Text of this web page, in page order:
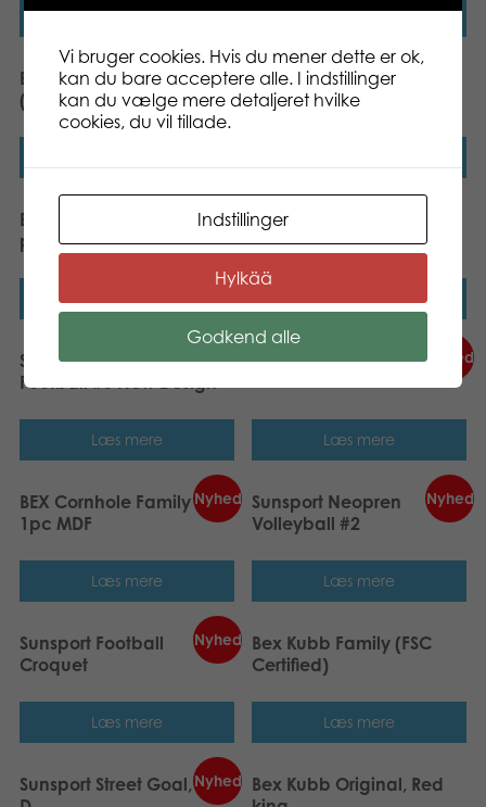
Læs mere Læs mere
Nyhed
Bex Giant Mikado Family
(FSC Certified)
Bex Ring Toss Family (FSC
Certified)
Bex Croquet Family 6
player (FSC Certified)
Sunsport Tether Ball
Sunsport Neopren
Football #5 New Design
Læs mere
Nyhed
Bex Boccia Original
Læs mere
Nyhed
BEX Cornhole Family FSC
1pc MDF
Læs mere
Nyhed
Sunsport Neopren
Volleyball #2
Læs mere
Nyhed
Sunsport Football
Croquet
Læs mere
Bex Kubb Family (FSC
Certified)
Læs mere
Nyhed
Sunsport Street Goal, K /
Bex Kubb Original, Red
Vi bruger cookies. Hvis du mener dette er ok,
kan du bare acceptere alle. I indstillinger
kan du vælge mere detaljeret hvilke
cookies, du vil tillade.
Indstillinger
Hylkää
Godkend alle